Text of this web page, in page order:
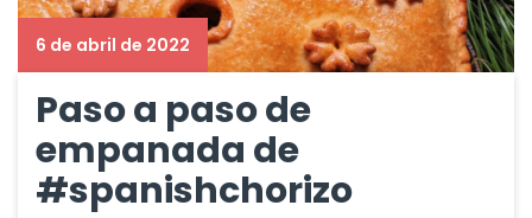
6 de abril de 2022
Paso a paso de
empanada de
#spanishchorizo